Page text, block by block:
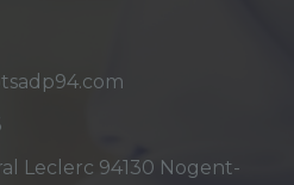
Leclerc 94130 Nogent-